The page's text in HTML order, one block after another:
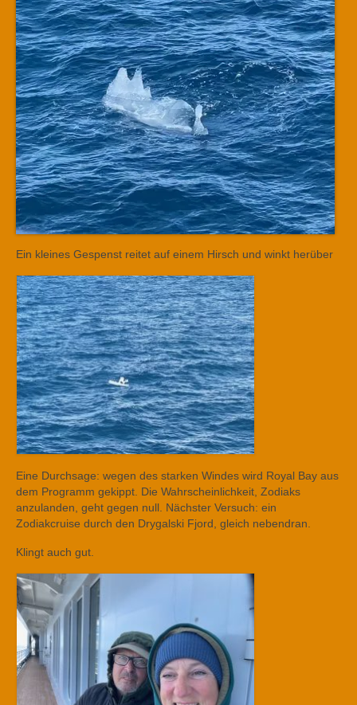
Ein kleines Gespenst reitet auf einem Hirsch und winkt herüber
Eine Durchsage: wegen des starken Windes wird Royal Bay aus
dem Programm gekippt. Die Wahrscheinlichkeit, Zodiaks
anzulanden, geht gegen null. Nächster Versuch: ein
Zodiakcruise durch den Drygalski Fjord, gleich nebendran.
Klingt auch gut.